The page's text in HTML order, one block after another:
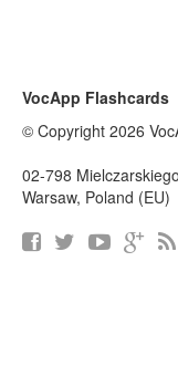
VocApp Flashcards
© Copyright 2026
02-798
Warsaw, Poland (EU)